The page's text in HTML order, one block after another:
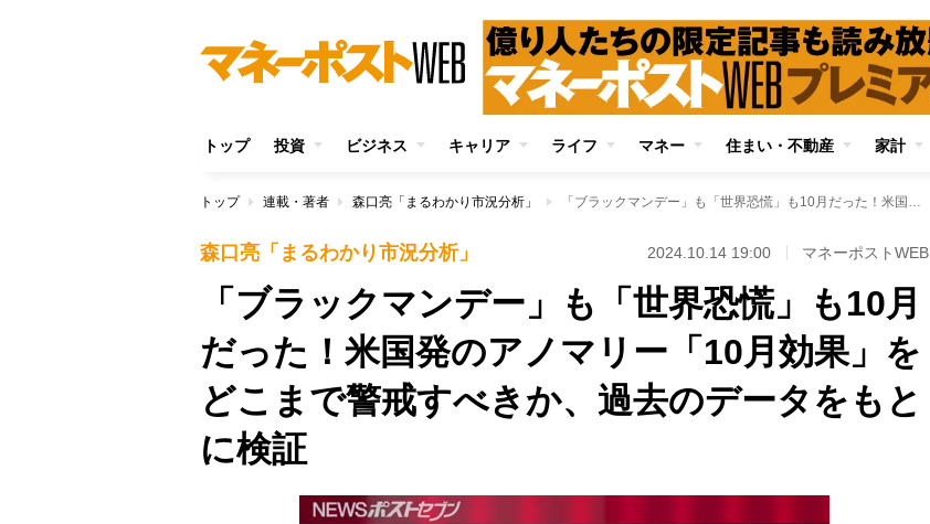
トップ 投資 ビジネス キャリア ライフ マネー 住まい・不動産 家計
トップ 連載・著者 森口亮「まるわかり市況分析」 「ブラックマンデー」も「世界恐慌」も10月だった！米国発のアノマリー「10月効果」をどこまで警戒すべきか、過去のデータをもとに検証
森口亮「まるわかり市況分析」 2024.10.14 19:00 マネーポストWEB
「ブラックマンデー」も「世界恐慌」も10月
だった！米国発のアノマリー「10月効果」を
どこまで警戒すべきか、過去のデータをもと
に検証